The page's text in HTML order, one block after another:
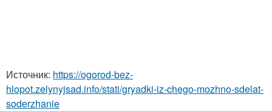
Источник: https://ogorod-bez-
hlopot.zelynyjsad.info/stati/gryadki-iz-chego-mozhno-sdelat-
soderzhanie